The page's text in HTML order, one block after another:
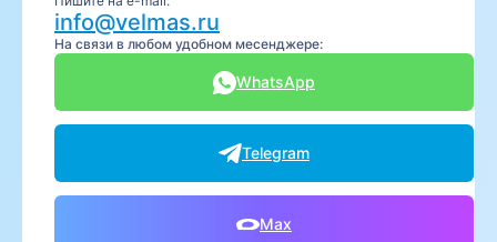
info@velmas.ru
На связи в любом удобном месенджере:
WhatsApp
Telegram
Max